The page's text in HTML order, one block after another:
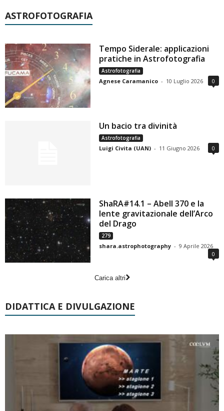
ASTROFOTOGRAFIA
Tempo Siderale: applicazioni
pratiche in Astrofotografia
Astrofotografia
Agnese Caramanico - 10 Luglio 2026 0
Un bacio tra divinità
Astrofotografia
Luigi Civita (UAN) - 11 Giugno 2026 0
ShaRA#14.1 – Abell 370 e la
lente gravitazionale dell’Arco
del Drago
279
shara.astrophotography - 9 Aprile 2026
0
Carica altri
DIDATTICA E DIVULGAZIONE